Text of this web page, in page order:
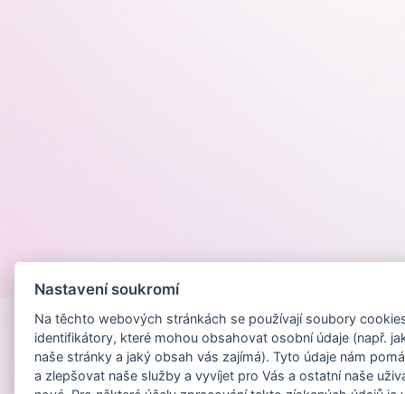
Nastavení soukromí
Na těchto webových stránkách se používají soubory
identifikátory, které mohou obsahovat osobní údaje (např.
naše stránky a jaký obsah vás zajímá). Tyto údaje nám
a zlepšovat naše služby a vyvíjet pro Vás a ostatní naše